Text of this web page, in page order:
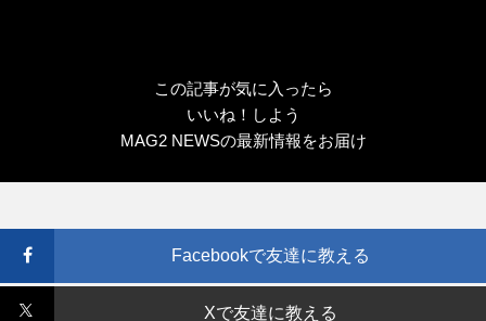
この記事が気に入ったら
いいね！しよう
MAG2 NEWSの最新情報をお届け
Facebookで友達に教える
Xで友達に教える